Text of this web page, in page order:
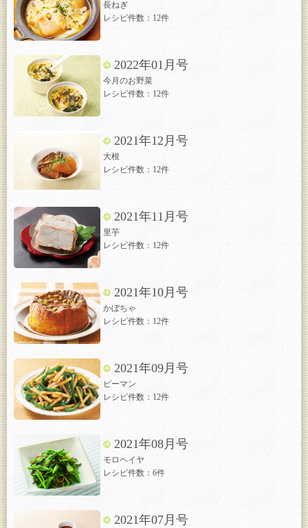
長ねぎ
レシピ件数：12件
2022年01月号
今月のお野菜
レシピ件数：12件
2021年12月号
大根
レシピ件数：12件
2021年11月号
里芋
レシピ件数：12件
2021年10月号
かぼちゃ
レシピ件数：12件
2021年09月号
ピーマン
レシピ件数：12件
2021年08月号
モロヘイヤ
レシピ件数：6件
2021年07月号